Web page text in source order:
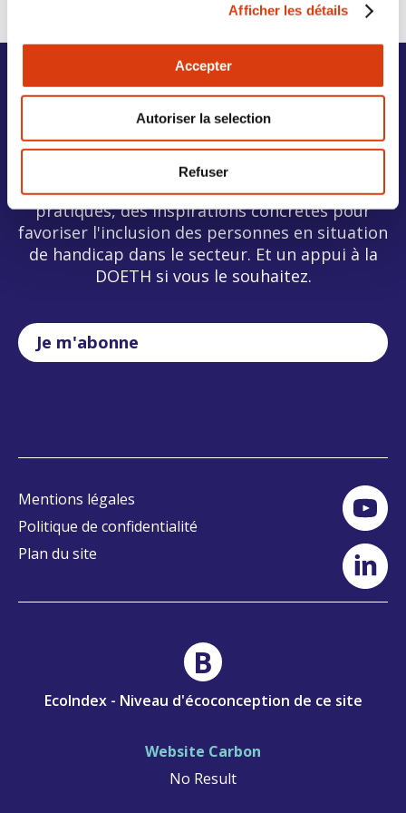
Afficher les détails
Accepter
Autoriser la selection
Refuser
Inscrivez-vous à la
Newsletter
Recevez les informations utiles, des exemples
pratiques, des inspirations concrètes pour
favoriser l'inclusion des personnes en situation
de handicap dans le secteur. Et un appui à la
DOETH si vous le souhaitez.
Je m'abonne
Mentions légales
Politique de confidentialité
Plan du site
EcoIndex - Niveau d'écoconception de ce site
B
Website Carbon
No Result